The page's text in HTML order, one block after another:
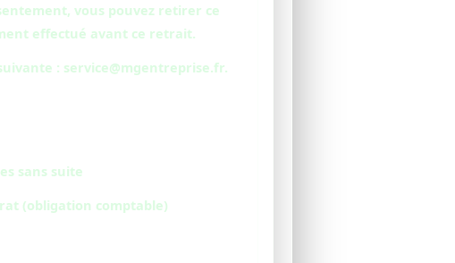
vous pouvez retirer ce
effectué avant ce retrait.
: service@mgentreprise.fr.
sans suite
(obligation comptable)